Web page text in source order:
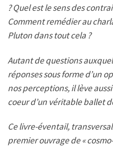
? Quel est le sens des
Comment remédier au
Pluton dans tout cela ?
Autant de questions
réponses sous forme d’un
nos perceptions, il lève
coeur d’un véritable ballet
Ce livre-éventail,
premier ouvrage de «